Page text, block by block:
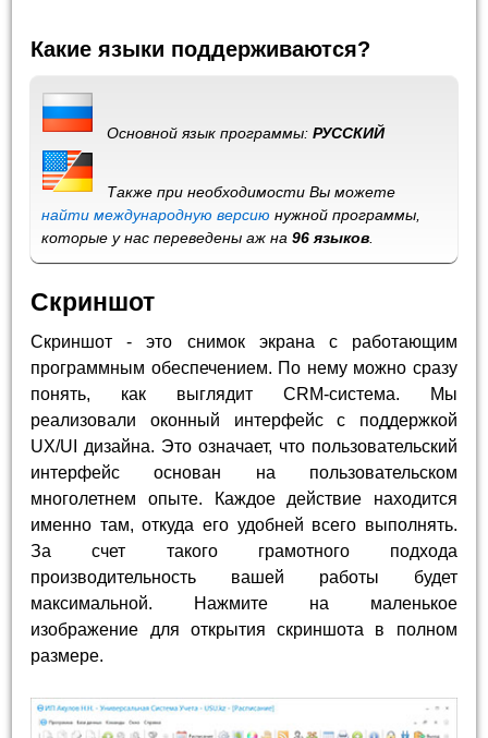
Какие языки поддерживаются?
Основной язык программы:РУССКИЙ
Также при необходимости Вы можете
найти международную версию нужной программы,
которые у нас переведены аж на96 языков
Скриншот
Скриншот - это снимок экрана с работающим
программным обеспечением. По нему можно сразу
понять, как выглядит CRM-система. Мы
реализовали оконный интерфейс с поддержкой
UX/UI дизайна. Это означает, что пользовательский
интерфейс основан на пользовательском
многолетнем опыте. Каждое действие находится
именно там, откуда его удобней всего выполнять.
За счет такого грамотного подхода
производительность вашей работы будет
максимальной. Нажмите на маленькое
изображение для открытия скриншота в полном
размере.